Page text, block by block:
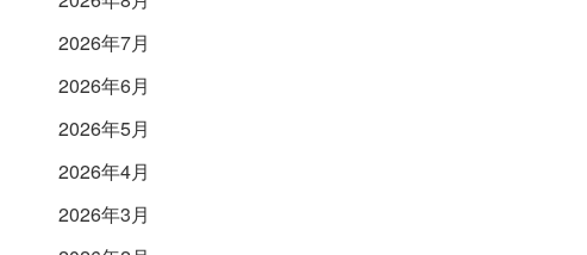
2026年7月
2026年6月
2026年5月
2026年4月
2026年3月